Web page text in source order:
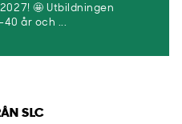
🤩 Utbildningen
år och ...
SLC